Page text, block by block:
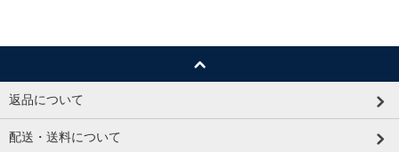
返品について
配送・送料について